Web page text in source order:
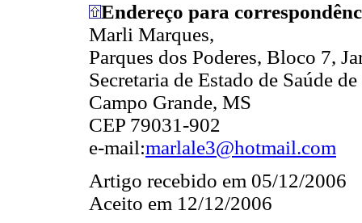
Endereço para
Marli Marques,
Parques dos Poderes, Bloco 7,
Secretaria de Estado de Saúde
Campo Grande, MS
CEP 79031-902
e-mail:marlale3@hotmail.com
Artigo recebido em 05/12/2006
Aceito em 12/12/2006